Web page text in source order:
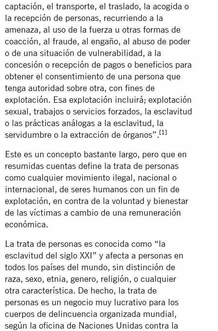
captación, el transporte, el traslado, la acogida o
la recepción de personas, recurriendo a la
amenaza, al uso de la fuerza u otras formas de
coacción, al fraude, al engaño, al abuso de poder
o de una situación de vulnerabilidad, a la
concesión o recepción de pagos o beneficios para
obtener el consentimiento de una persona que
tenga autoridad sobre otra, con fines de
explotación. Esa explotación incluirá; explotación
sexual, trabajos o servicios forzados, la esclavitud
o las prácticas análogas a la esclavitud, la
servidumbre o la extracción de órganos”.[1]
Este es un concepto bastante largo, pero que en
resumidas cuentas define la trata de personas
como cualquier movimiento ilegal, nacional o
internacional, de seres humanos con un fin de
explotación, en contra de la voluntad y bienestar
de las víctimas a cambio de una remuneración
económica.
La trata de personas es conocida como “la
esclavitud del siglo XXI” y afecta a personas en
todos los países del mundo, sin distinción de
raza, sexo, etnia, genero, religión, o cualquier
otra característica. De hecho, la trata de
personas es un negocio muy lucrativo para los
cuerpos de delincuencia organizada mundial,
según la oficina de Naciones Unidas contra la